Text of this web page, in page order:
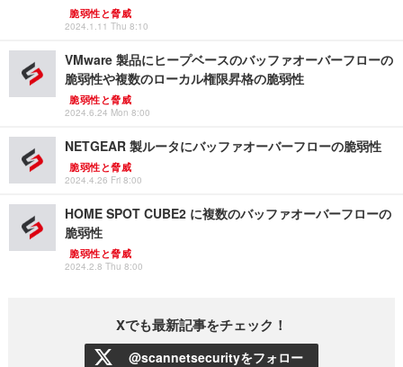
脆弱性と脅威
2024.1.11 Thu 8:10
VMware 製品にヒープベースのバッファオーバーフローの
脆弱性や複数のローカル権限昇格の脆弱性
脆弱性と脅威
2024.6.24 Mon 8:00
NETGEAR 製ルータにバッファオーバーフローの脆弱性
脆弱性と脅威
2024.4.26 Fri 8:00
HOME SPOT CUBE2 に複数のバッファオーバーフローの
脆弱性
脆弱性と脅威
2024.2.8 Thu 8:00
Xでも最新記事をチェック！
@scannetsecurityをフォロー